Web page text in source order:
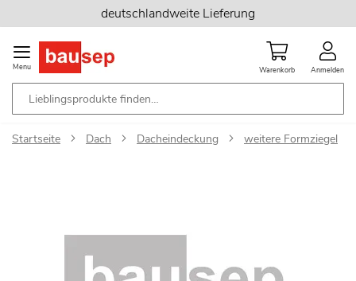
Inhalt
springen
deutschlandweite Lieferung
Menu Warenkorb Anmelden
Startseite Dach Dacheindeckung weitere Formziegel